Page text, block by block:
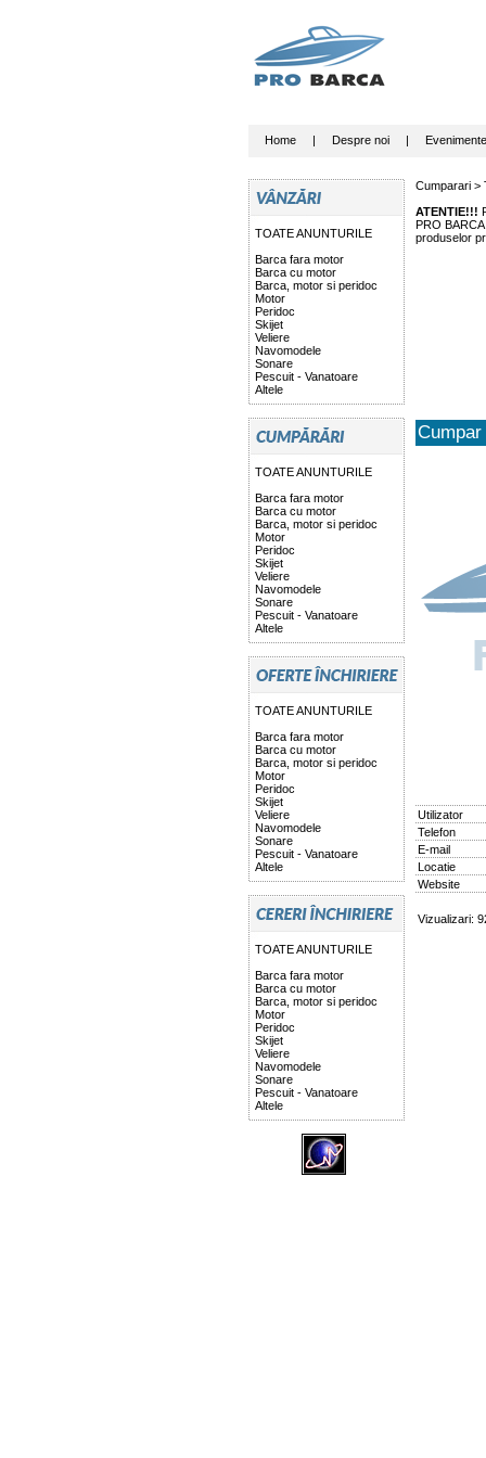
Home| Despre noi| Evenimente
TOATE ANUNTURILE
Barca fara motor
Barca cu motor
Barca, motor si peridoc
Motor
Peridoc
Skijet
Veliere
Navomodele
Sonare
Pescuit - Vanatoare
Altele
TOATE ANUNTURILE
Barca fara motor
Barca cu motor
Barca, motor si peridoc
Motor
Peridoc
Skijet
Veliere
Navomodele
Sonare
Pescuit - Vanatoare
Altele
TOATE ANUNTURILE
Barca fara motor
Barca cu motor
Barca, motor si peridoc
Motor
Peridoc
Skijet
Veliere
Navomodele
Sonare
Pescuit - Vanatoare
Altele
TOATE ANUNTURILE
Barca fara motor
Barca cu motor
Barca, motor si peridoc
Motor
Peridoc
Skijet
Veliere
Navomodele
Sonare
Pescuit - Vanatoare
Altele
Cumparari >
ATENTIE!!!
PRO
produselor
Utilizator
Telefon
E-mail
Locatie
Website
Vizualizari: